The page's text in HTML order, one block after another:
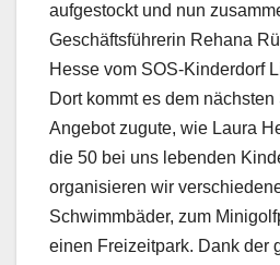
aufgestockt und nun
Geschäftsführerin Rehana
Hesse vom SOS-Kinderdorf
Dort kommt es dem
Angebot zugute, wie Laura
die 50 bei uns lebenden
organisieren wir
Schwimmbäder, zum
einen Freizeitpark. Dank der